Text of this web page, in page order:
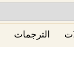
الترجمات